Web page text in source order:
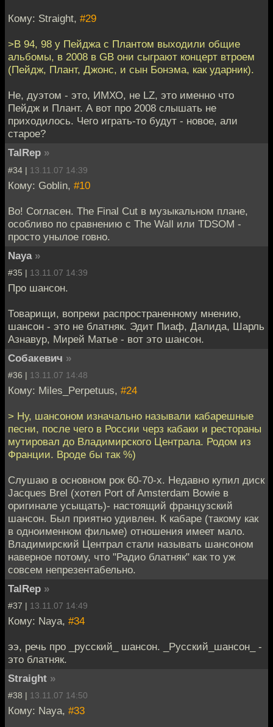
Кому: Straight, #29
>В 94, 98 у Пейджа с Плантом выходили общие
альбомы, в 2008 в GB они сыграют концерт втроем
(Пейдж, Плант, Джонс, и сын Бонэма, как ударник).
Не, дуэтом - это, ИМХО, не LZ, это именно что
Пейдж и Плант. А вот про 2008 слышать не
приходилось. Чего играть-то будут - новое, али
старое?
TalRep »
#34 | 13.11.07 14:39
Кому: Goblin, #10
Во! Согласен. The Final Cut в музыкальном плане,
особливо по сравнению с The Wall или TDSOM -
просто унылое говно.
Naya »
#35 | 13.11.07 14:39
Про шансон.
Товарищи, вопреки распространенному мнению,
шансон - это не блатняк. Эдит Пиаф, Далида, Шарль
Азнавур, Мирей Матье - вот это шансон.
Собакевич »
#36 | 13.11.07 14:48
Кому: Miles_Perpetuus, #24
> Ну, шансоном изначально называли кабарешные
песни, после чего в России черз кабаки и рестораны
мутировал до Владимирского Централа. Родом из
Франции. Вроде бы так %)
Слушаю в основном рок 60-70-х. Недавно купил диск
Jacques Brel (хотел Port of Amsterdam Bowie в
оригинале усыщать)- настоящий французский
шансон. Был приятно удивлен. К кабаре (такому как
в одноименном фильме) отношения имеет мало.
Владимирский Централ стали называть шансоном
наверное потому, что "Радио блатняк" как то уж
совсем непрезентабельно.
TalRep »
#37 | 13.11.07 14:49
Кому: Naya, #34
ээ, речь про _русский_ шансон. _Русский_шансон_ -
это блатняк.
Straight »
#38 | 13.11.07 14:50
Кому: Naya, #33